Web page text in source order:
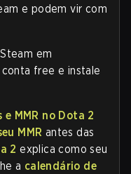
e podem vir com
em
conta free e instale
e MMR no Dota 2
MMR antes das
2 explica como seu
a calendário de